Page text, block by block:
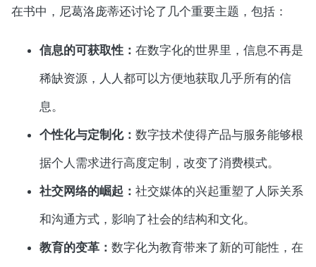
在书中，尼葛洛庞蒂还讨论了几个重要主题，包括：
信息的可获取性： 在数字化的世界里，信息不再是
稀缺资源，人人都可以方便地获取几乎所有的信
息。
个性化与定制化： 数字技术使得产品与服务能够根
据个人需求进行高度定制，改变了消费模式。
社交网络的崛起： 社交媒体的兴起重塑了人际关系
和沟通方式，影响了社会的结构和文化。
教育的变革： 数字化为教育带来了新的可能性，在